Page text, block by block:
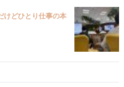
けどひとり仕事の本